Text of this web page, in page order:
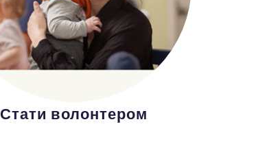
Стати волонтером